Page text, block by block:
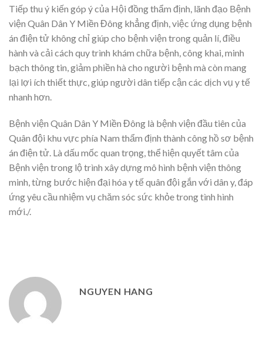
Tiếp thu ý kiến góp ý của Hội đồng thẩm định, lãnh đạo Bệnh
viện Quân Dân Y Miền Đông khẳng định, việc ứng dụng bệnh
án điện tử không chỉ giúp cho bệnh viện trong quản lí, điều
hành và cải cách quy trình khám chữa bệnh, công khai, minh
bạch thông tin, giảm phiền hà cho người bệnh mà còn mang
lại lợi ích thiết thực, giúp người dân tiếp cận các dịch vụ y tế
nhanh hơn.
Bệnh viện Quân Dân Y Miền Đông là bệnh viện đầu tiên của
Quân đội khu vực phía Nam thẩm định thành công hồ sơ bệnh
án điện tử. Là dấu mốc quan trọng, thể hiện quyết tâm của
Bệnh viện trong lộ trình xây dựng mô hình bệnh viện thông
minh, từng bước hiện đại hóa y tế quân đội gắn với dân y, đáp
ứng yêu cầu nhiệm vụ chăm sóc sức khỏe trong tình hình
mới./.
NGUYEN HANG